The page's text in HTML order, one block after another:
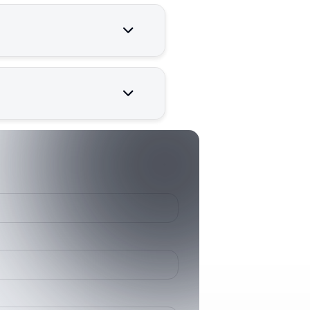
için kritik öneme